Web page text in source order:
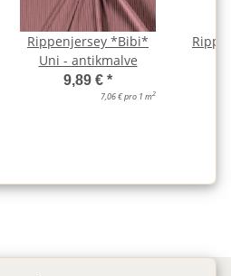
Rippenjersey *Bibi*
Uni - antikmalve
9,89 € *
7,06 € pro 1 m2